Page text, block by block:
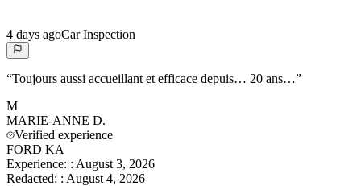
4 days agoCar Inspection
“Toujours aussi accueillant et efficace depuis… 20 ans…”
M
MARIE-ANNE D.
Verified experience
FORD KA
Experience: : August 3, 2026
Redacted: : August 4, 2026